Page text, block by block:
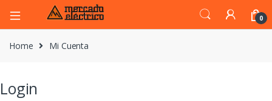
0
Home Mi Cuenta
Login